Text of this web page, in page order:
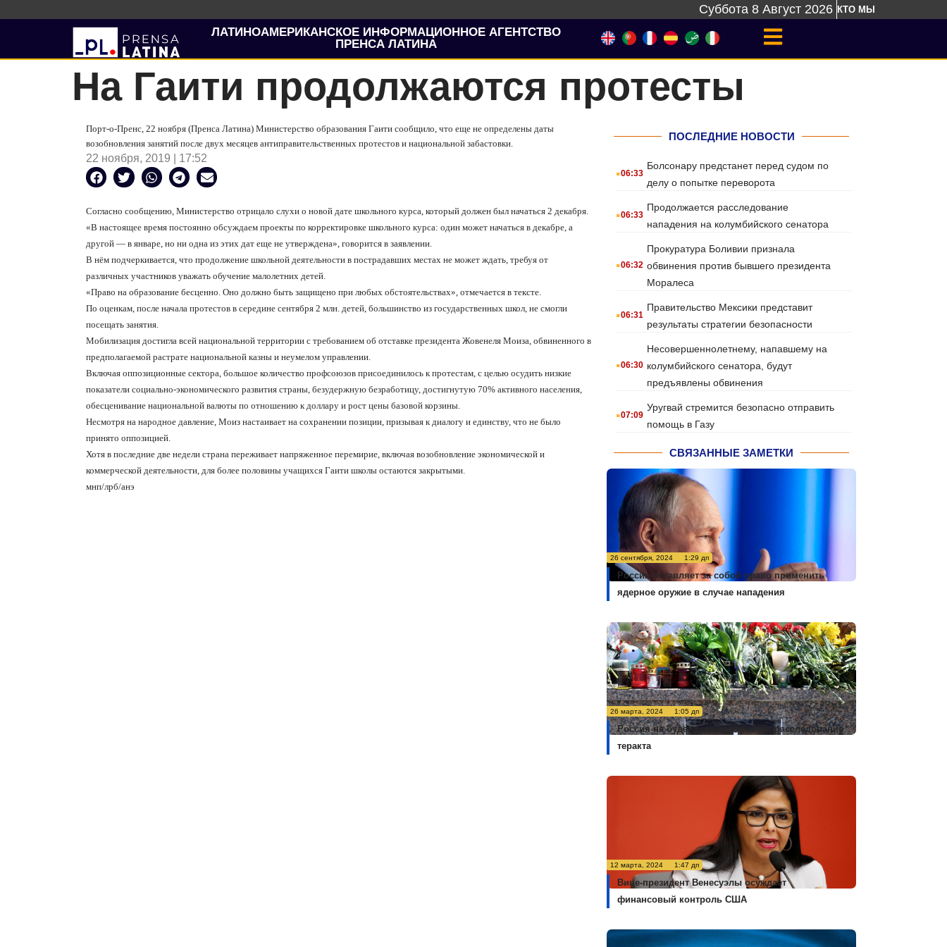
Суббота 8 Август 2026 КТО МЫ
ЛАТИНОАМЕРИКАНСКОЕ ИНФОРМАЦИОННОЕ АГЕНТСТВО
ПРЕНСА ЛАТИНА
На Гаити продолжаются протесты
Порт-о-Пренс, 22 ноября (Пренса Латина) Министерство образования Гаити сообщило, что еще не определены даты
возобновления занятий после двух месяцев антиправительственных протестов и национальной забастовки.
22 ноября, 2019 | 17:52
Согласно сообщению, Министерство отрицало слухи о новой дате школьного курса, который должен был начаться 2 декабря.
«В настоящее время постоянно обсуждаем проекты по корректировке школьного курса: один может начаться в декабре, а
другой — в январе, но ни одна из этих дат еще не утверждена», говорится в заявлении.
В нём подчеркивается, что продолжение школьной деятельности в пострадавших местах не может ждать, требуя от
различных участников уважать обучение малолетних детей.
«Право на образование бесценно. Оно должно быть защищено при любых обстоятельствах», отмечается в тексте.
По оценкам, после начала протестов в середине сентября 2 млн. детей, большинство из государственных школ, не смогли
посещать занятия.
Мобилизация достигла всей национальной территории с требованием об отставке президента Жовенеля Моиза, обвиненного в
предполагаемой растрате национальной казны и неумелом управлении.
Включая оппозиционные сектора, большое количество профсоюзов присоединилось к протестам, с целью осудить низкие
показатели социально-экономического развития страны, безудержную безработицу, достигнутую 70% активного населения,
обесценивание национальной валюты по отношению к доллару и рост цены базовой корзины.
Несмотря на народное давление, Моиз настаивает на сохранении позиции, призывая к диалогу и единству, что не было
принято оппозицией.
Хотя в последние две недели страна переживает напряженное перемирие, включая возобновление экономической и
коммерческой деятельности, для более половины учащихся Гаити школы остаются закрытыми.
мнп/лрб/анэ
ПОСЛЕДНИЕ НОВОСТИ
.06:33
Болсонару предстанет перед судом по
делу о попытке переворота
.06:33
Продолжается расследование
нападения на колумбийского сенатора
.06:32
Прокуратура Боливии признала
обвинения против бывшего президента
Моралеса
.06:31
Правительство Мексики представит
результаты стратегии безопасности
.06:30
Несовершеннолетнему, напавшему на
колумбийского сенатора, будут
предъявлены обвинения
.07:09
Уругвай стремится безопасно отправить
помощь в Газу
СВЯЗАННЫЕ ЗАМЕТКИ
26 сентября, 2024 1:29 дп
Россия оставляет за собой право применить
ядерное оружие в случае нападения
26 марта, 2024 1:05 дп
Россия не будет комментировать расследование
теракта
12 марта, 2024 1:47 дп
Вице-президент Венесуэлы осуждает
финансовый контроль США